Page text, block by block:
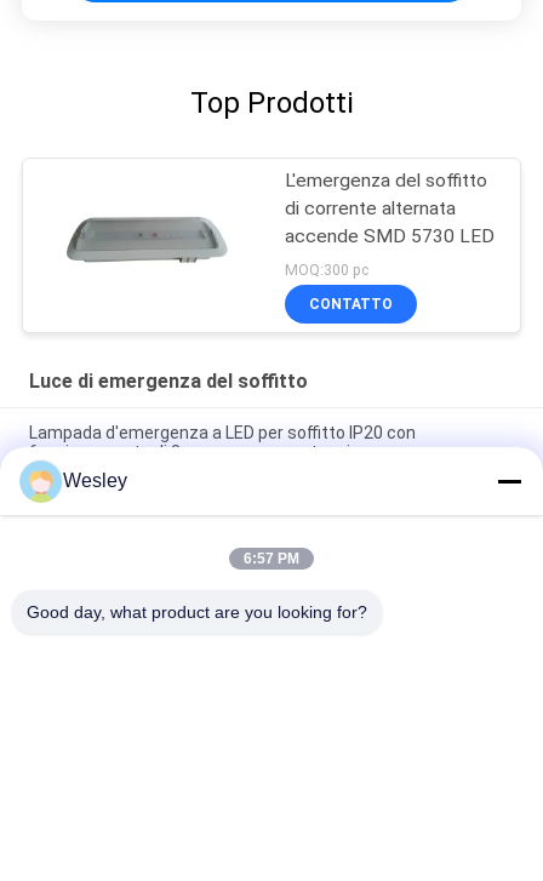
Top Prodotti
L'emergenza del soffitto
di corrente alternata
accende SMD 5730 LED
MOQ:300 pc
CONTATTO
Luce di emergenza del soffitto
Lampada d'emergenza a LED per soffitto IP20 con
funzionamento di 3 ore senza manutenzione
Luce di emergenza a LED da incasso ignifuga con
funzionamento di 3 ore e funzione non mantenuta
3 ore Autonomia Batteria al litio resistenza al fuoco ABS
Wesley
6:57 PM
Good day, what product are you looking for?